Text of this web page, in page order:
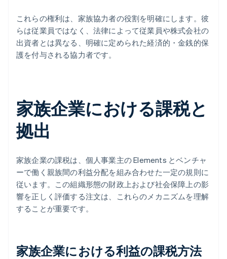
これらの権利は、家族協力者の役割を明確にします。彼
らは従業員ではなく、法律によって従業員や株式会社の
出資者とは異なる、明確に定められた経済的・金銭的保
護を付与される協力者です。
家族企業における課税と
拠出
家族企業の課税は、個人事業主の Elements とベンチャ
ーで働く親族間の利益分配を組み合わせた一定の規則に
従います。この組織形態の財政上および社会保障上の影
響を正しく評価する注文は、これらのメカニズムを理解
することが重要です。
家族企業における利益の課税方法